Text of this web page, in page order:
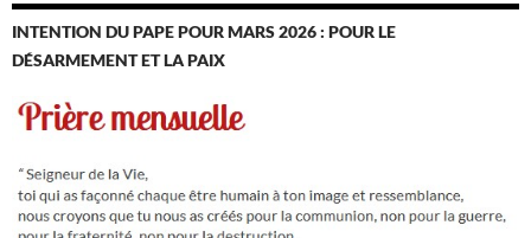
INTENTION DU PAPE POUR MARS 2026 : POUR LE
DÉSARMEMENT ET LA PAIX